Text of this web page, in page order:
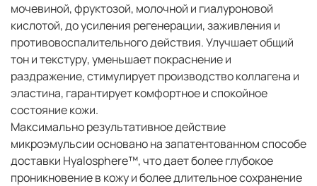
мочевиной, фруктозой, молочной и гиалуроновой
кислотой, до усиления регенерации, заживления и
противовоспалительного действия. Улучшает общий
тон и текстуру, уменьшает покраснение и
раздражение, стимулирует производство коллагена и
эластина, гарантирует комфортное и спокойное
состояние кожи.
Максимально результативное действие
микроэмульсии основано на запатентованном способе
доставки Hyalosphere™, что дает более глубокое
проникновение в кожу и более длительное сохранение